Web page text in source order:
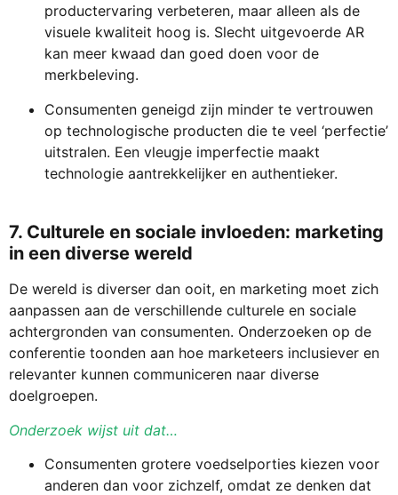
productervaring verbeteren, maar alleen als de
visuele kwaliteit hoog is. Slecht uitgevoerde AR
kan meer kwaad dan goed doen voor de
merkbeleving.
Consumenten geneigd zijn minder te vertrouwen
op technologische producten die te veel ‘perfectie’
uitstralen. Een vleugje imperfectie maakt
technologie aantrekkelijker en authentieker.
7. Culturele en sociale invloeden: marketing
in een diverse wereld
De wereld is diverser dan ooit, en marketing moet zich
aanpassen aan de verschillende culturele en sociale
achtergronden van consumenten. Onderzoeken op de
conferentie toonden aan hoe marketeers inclusiever en
relevanter kunnen communiceren naar diverse
doelgroepen.
Onderzoek wijst uit dat…
Consumenten grotere voedselporties kiezen voor
anderen dan voor zichzelf, omdat ze denken dat